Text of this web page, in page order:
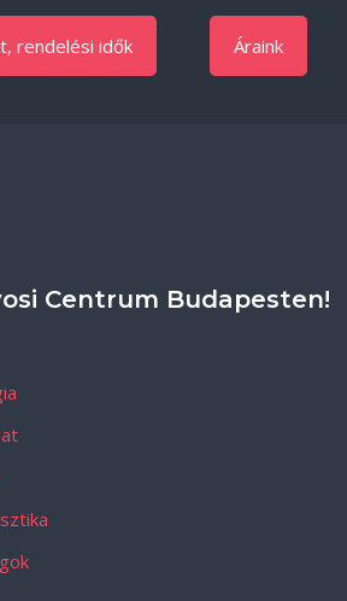
rendelési idők Áraink
Centrum Budapesten!